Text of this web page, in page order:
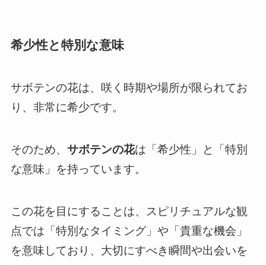
希少性と特別な意味
サボテンの花は、咲く時期や場所が限られてお
り、非常に希少です。
そのため、 サボテンの花は「希少性」と「特別
な意味」を持っています。
この花を目にすることは、スピリチュアルな観
点では「特別なタイミング」や「貴重な機会」
を意味しており、大切にすべき瞬間や出会いを